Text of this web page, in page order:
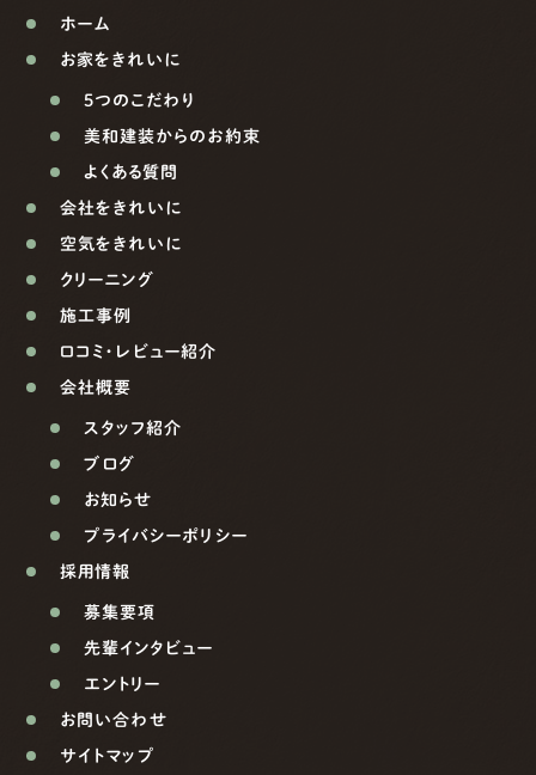
ホーム
お家をきれいに
5つのこだわり
美和建装からのお約束
よくある質問
会社をきれいに
空気をきれいに
クリーニング
施工事例
口コミ・レビュー紹介
会社概要
スタッフ紹介
ブログ
お知らせ
プライバシーポリシー
採用情報
募集要項
先輩インタビュー
エントリー
お問い合わせ
サイトマップ